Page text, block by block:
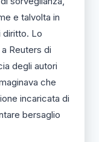
e talvolta in
diritto. Lo
Reuters di
degli autori
che
incaricata di
bersaglio